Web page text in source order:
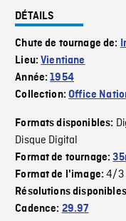
DÉTAILS
Chute de tournage de:
Lieu:Vientiane
Année:1954
Collection:Office
Formats disponibles:
Disque Digital
Format de tournage:
Format de l'image:4/3
Résolutions
Cadence: 29.97